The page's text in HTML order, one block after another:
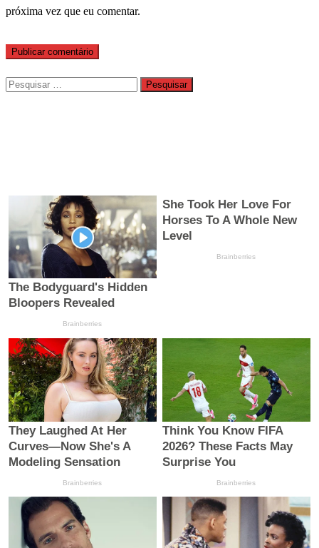
próxima vez que eu comentar.
Pesquisar
por: